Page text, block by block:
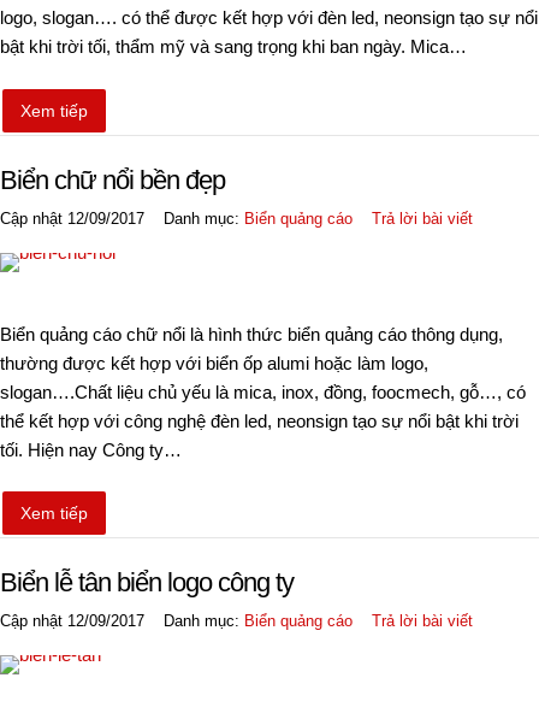
logo, slogan…. có thể được kết hợp với đèn led, neonsign tạo sự nổi
bật khi trời tối, thẩm mỹ và sang trọng khi ban ngày. Mica…
Xem tiếp
Biển chữ nổi bền đẹp
Cập nhật 12/09/2017 Danh mục: Biển quảng cáo Trả lời bài viết
Biển quảng cáo chữ nổi là hình thức biển quảng cáo thông dụng,
thường được kết hợp với biển ốp alumi hoặc làm logo,
slogan….Chất liệu chủ yếu là mica, inox, đồng, foocmech, gỗ…, có
thể kết hợp với công nghệ đèn led, neonsign tạo sự nổi bật khi trời
tối. Hiện nay Công ty…
Xem tiếp
Biển lễ tân biển logo công ty
Cập nhật 12/09/2017 Danh mục: Biển quảng cáo Trả lời bài viết